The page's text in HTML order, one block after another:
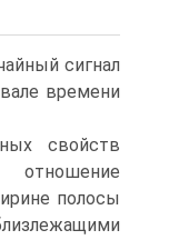
сигнал
времени
свойств
полосы